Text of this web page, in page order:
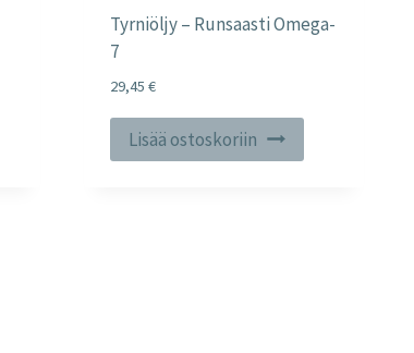
Tyrniöljy – Runsaasti Omega-
7
29,45€
Lisää ostoskoriin